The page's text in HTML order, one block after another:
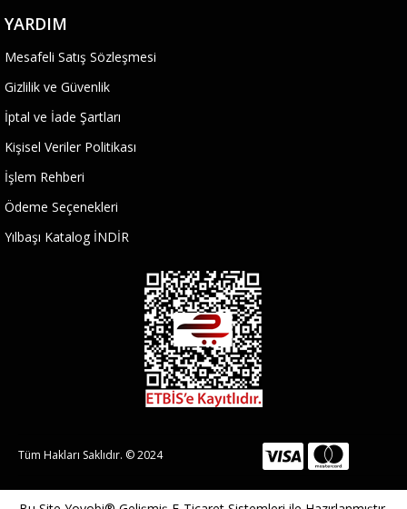
YARDIM
Mesafeli Satış Sözleşmesi
Gizlilik ve Güvenlik
İptal ve İade Şartları
Kişisel Veriler Politikası
İşlem Rehberi
Ödeme Seçenekleri
Yılbaşı Katalog İNDİR
Tüm Hakları Saklıdır. © 2024